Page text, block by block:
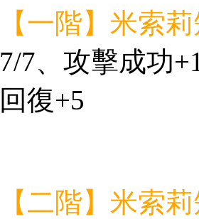
【一階】米索
7/7、攻擊成功
回復+5
【二階】米索